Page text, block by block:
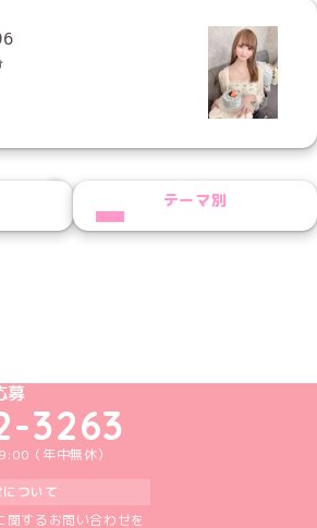
NEXT テーマ別
いどりーみんTikTok公式アカウント
めいどりーみんX公式アカウント
めいどりーみんInstagram公式アカウント
めいどりーみんFacebook公式アカウン
めいどりーみんYouTube公式アカ
募
3263
（年中無休）
ついて
関するお問い合わせを